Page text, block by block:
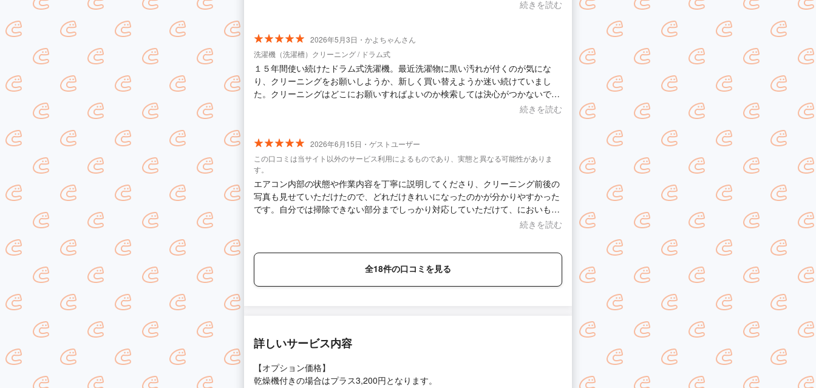
続きを読む
2026年5月3日・かよちゃんさん
洗濯機（洗濯槽）クリーニング / ドラム式
１５年間使い続けたドラム式洗濯機。最近洗濯物に黒い汚れが付くのが気にな
り、クリーニングをお願いしようか、新しく買い替えようか迷い続けていまし
た。クリーニングはどこにお願いすればよいのか検索しては決心がつかないでい
なりました。 色々お役立ち情報も教えていただき、この業者さんにお願いして本
当に良かったです。 良いご縁を頂き感謝です。 次回もそしてエアコンもお願い
しようと思います。
続きを読む
2026年6月15日・ゲストユーザー
この口コミは当サイト以外のサービス利用によるものであり、実態と異なる可能性がありま
す。
エアコン内部の状態や作業内容を丁寧に説明してくださり、クリーニング前後の
写真も見せていただけたので、どれだけきれいになったのかが分かりやすかった
です。自分では掃除できない部分までしっかり対応していただけて、においも気
にならなくなり、安心して使えるようになりました。対応も丁寧で、お願いして
続きを読む
全18件の口コミを見る
詳しいサービス内容
【オプション価格】
乾燥機付きの場合はプラス3,200円となります。